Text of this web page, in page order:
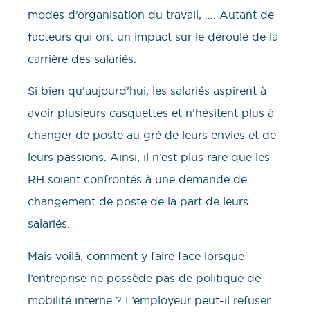
modes d’organisation du travail, …. Autant de
facteurs qui ont un impact sur le déroulé de la
carrière des salariés.
Si bien qu’aujourd’hui, les salariés aspirent à
avoir plusieurs casquettes et n’hésitent plus à
changer de poste au gré de leurs envies et de
leurs passions. Ainsi, il n’est plus rare que les
RH soient confrontés à une demande de
changement de poste de la part de leurs
salariés.
Mais voilà, comment y faire face lorsque
l’entreprise ne possède pas de politique de
mobilité interne ? L’employeur peut-il refuser